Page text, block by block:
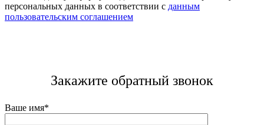
персональных данных в соответствии с данным
пользовательским соглашением
Закажите обратный звонок
Ваше имя*